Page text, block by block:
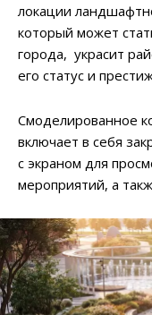
локации
который может
города, украсит
его статус и
Смоделированное
включает в себя
с экраном для
мероприятий, а